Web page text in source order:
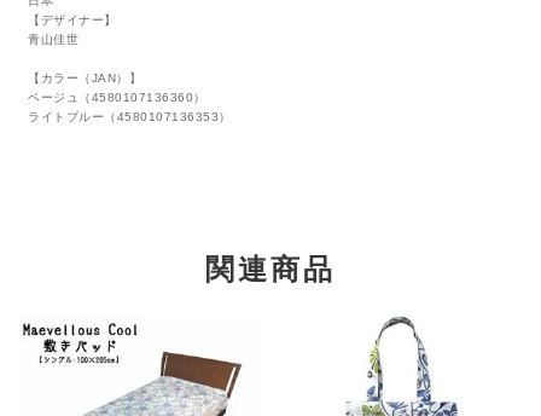
【デザイナー】
青山佳世
【カラー（JAN）】
ベージュ（4580107136360）
ライトブルー（4580107136353）
関連商品